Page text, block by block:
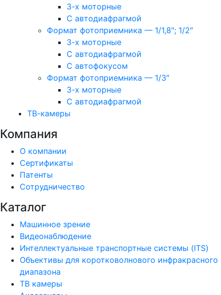
3-х моторные
С автодиафрагмой
Формат фотоприемника — 1/1,8″; 1/2″
3-х моторные
С автодиафрагмой
С автофокусом
Формат фотоприемника — 1/3″
3-х моторные
С автодиафрагмой
ТВ-камеры
Компания
О компании
Сертификаты
Патенты
Сотрудничество
Каталог
Машинное зрение
Видеонаблюдение
Интеллектуальные транспортные системы (ITS)
Объективы для коротковолнового инфракрасного
диапазона
ТВ камеры